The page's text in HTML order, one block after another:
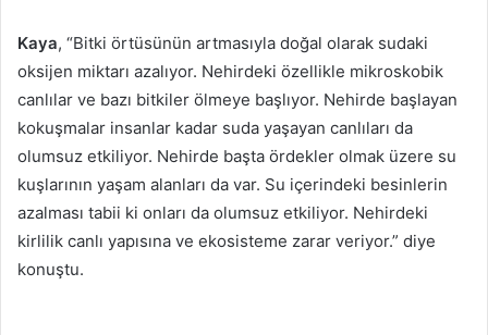
Kaya, “Bitki örtüsünün artmasıyla doğal olarak sudaki
oksijen miktarı azalıyor. Nehirdeki özellikle mikroskobik
canlılar ve bazı bitkiler ölmeye başlıyor. Nehirde başlayan
kokuşmalar insanlar kadar suda yaşayan canlıları da
olumsuz etkiliyor. Nehirde başta ördekler olmak üzere su
kuşlarının yaşam alanları da var. Su içerindeki besinlerin
azalması tabii ki onları da olumsuz etkiliyor. Nehirdeki
kirlilik canlı yapısına ve ekosisteme zarar veriyor.” diye
konuştu.